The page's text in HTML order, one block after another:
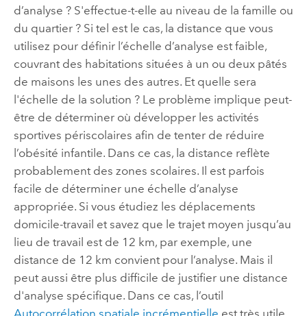
d’analyse ? S'effectue-t-elle au niveau de la famille ou
du quartier ? Si tel est le cas, la distance que vous
utilisez pour définir l’échelle d’analyse est faible,
couvrant des habitations situées à un ou deux pâtés
de maisons les unes des autres. Et quelle sera
l'échelle de la solution ? Le problème implique peut-
être de déterminer où développer les activités
sportives périscolaires afin de tenter de réduire
l’obésité infantile. Dans ce cas, la distance reflète
probablement des zones scolaires. Il est parfois
facile de déterminer une échelle d’analyse
appropriée. Si vous étudiez les déplacements
domicile-travail et savez que le trajet moyen jusqu’au
lieu de travail est de 12 km, par exemple, une
distance de 12 km convient pour l’analyse. Mais il
peut aussi être plus difficile de justifier une distance
d'analyse spécifique. Dans ce cas, l’outil
Autocorrélation spatiale incrémentielle est très utile.